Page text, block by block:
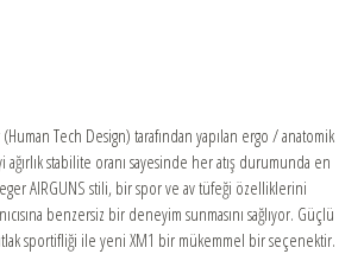
Tech Design) tarafından yapılan ergo / anatomik
ağırlık stabilite oranı sayesinde her atış durumunda en
AIRGUNS stili, bir spor ve av tüfeği özelliklerini
benzersiz bir deneyim sunmasını sağlıyor. Güçlü
sportifliği ile yeni XM1 bir mükemmel bir seçenektir.